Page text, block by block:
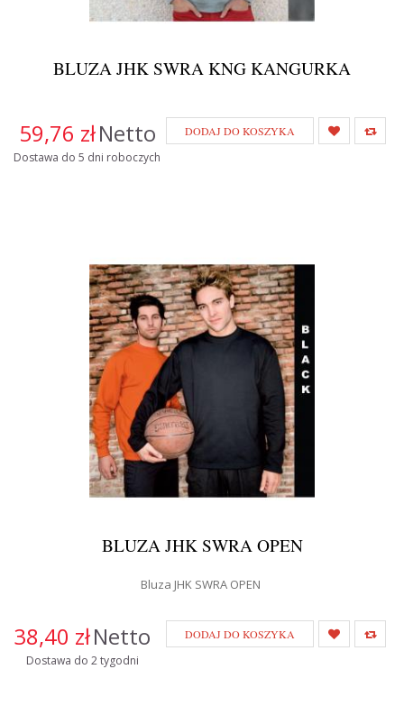
BLUZA JHK SWRA KNG KANGURKA
59,76 złNetto
Dostawa do 5 dni roboczych
DODAJ DO KOSZYKA
BLUZA JHK SWRA OPEN
Bluza JHK SWRA OPEN
38,40 złNetto
Dostawa do 2 tygodni
DODAJ DO KOSZYKA